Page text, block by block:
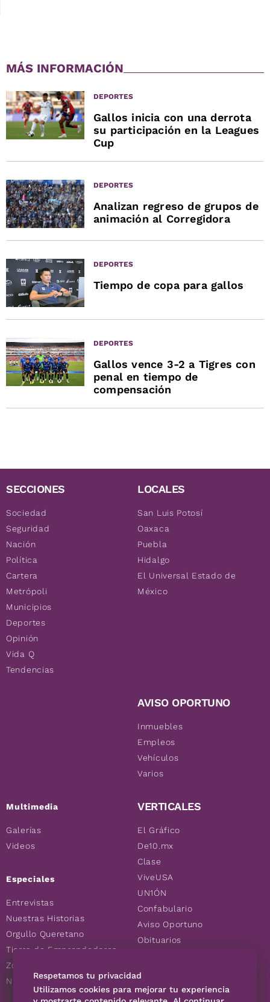
MÁS INFORMACIÓN
DEPORTES
Gallos inicia con una derrota
su participación en la Leagues
Cup
DEPORTES
Analizan regreso de grupos de
animación al Corregidora
DEPORTES
Tiempo de copa para gallos
DEPORTES
Gallos vence 3-2 a Tigres con
penal en tiempo de
compensación
SECCIONES
Sociedad
Seguridad
Nación
Política
Cartera
Metrópoli
Municipios
Deportes
Opinión
Vida Q
Tendencias
Multimedia
Galerías
Videos
Especiales
Entrevistas
Nuestras Historias
Orgullo Queretano
Tierra de Emprendedores
Zoociales
Nuevos Queretanos
LOCALES
San Luis Potosí
Oaxaca
Puebla
Hidalgo
El Universal Estado de
México
AVISO OPORTUNO
Inmuebles
Empleos
Vehículos
Varios
VERTICALES
El Gráfico
De10.mx
Clase
ViveUSA
UN1ÓN
Confabulario
Aviso Oportuno
Obituarios
Consultas
Respetamos tu privacidad
Utilizamos cookies para mejorar tu experiencia